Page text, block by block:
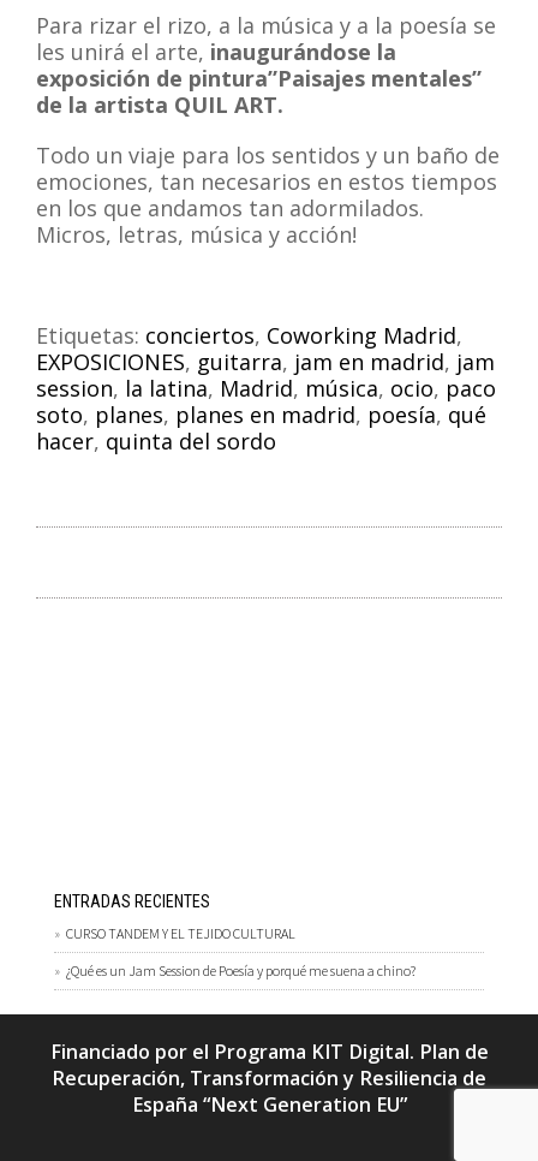
Para rizar el rizo, a la música y a la poesía se
les unirá el arte, inaugurándose la
exposición de pintura”Paisajes mentales”
de la artista QUIL ART.
Todo un viaje para los sentidos y un baño de
emociones, tan necesarios en estos tiempos
en los que andamos tan adormilados.
Micros, letras, música y acción!
Etiquetas: conciertos, Coworking Madrid,
EXPOSICIONES, guitarra, jam en madrid, jam
session, la latina, Madrid, música, ocio, paco
soto, planes, planes en madrid, poesía, qué
hacer, quinta del sordo
ENTRADAS RECIENTES
CURSO TANDEM Y EL TEJIDO CULTURAL
¿Qué es un Jam Session de Poesía y porqué me suena a chino?
Financiado por el Programa KIT Digital. Plan de
Recuperación, Transformación y Resiliencia de
España “Next Generation EU”